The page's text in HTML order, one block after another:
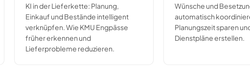
KI in der Lieferkette: Planung,
Einkauf und Bestände intelligent
verknüpfen. Wie KMU Engpässe
früher erkennen und
Lieferprobleme reduzieren.
Wünsche und
automatisch
Planungszeit sparen
Dienstpläne erstellen.